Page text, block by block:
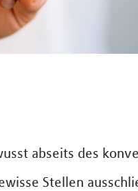
abseits des
Stellen